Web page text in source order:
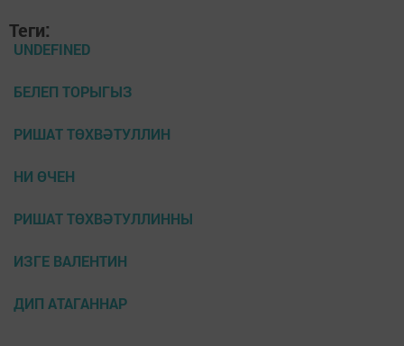
Теги:
UNDEFINED
БЕЛЕП ТОРЫГЫЗ
РИШАТ ТӨХВӘТУЛЛИН
НИ ӨЧЕН
РИШАТ ТӨХВӘТУЛЛИННЫ
ИЗГЕ ВАЛЕНТИН
ДИП АТАГАННАР